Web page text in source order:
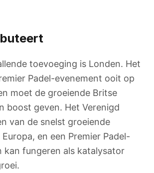
toevoeging is Londen. Het
Padel-evenement ooit op
moet de groeiende Britse
boost geven. Het Verenigd
van de snelst groeiende
en een Premier Padel-
kan fungeren als katalysator